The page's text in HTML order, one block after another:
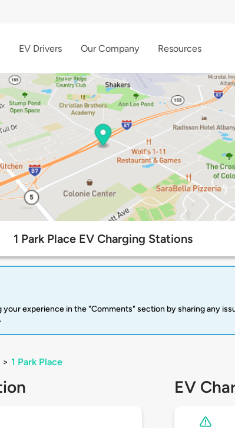
EV Drivers Our Company Resources
1 Park Place EV Charging Stations
experience in the "Comments" section by sharing any
> 1 Park Place
EV